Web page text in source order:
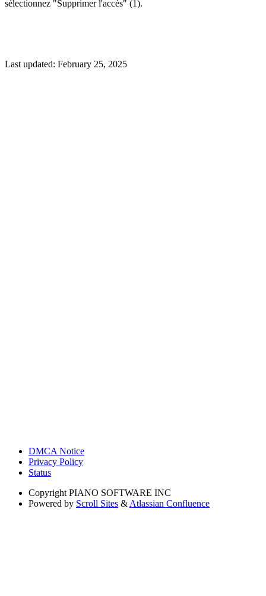
sélectionnez "Supprimer l'accès" (1).
Last updated: February 25, 2025
DMCA Notice
Privacy Policy
Status
Copyright PIANO SOFTWARE INC
Powered by Scroll Sites &Atlassian Confluence